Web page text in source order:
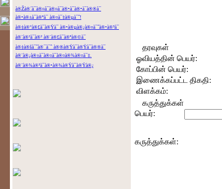
à®Žà®´à¯à®¤à¯à®¤à¯à®•à¯à®•à¯à®®à¯
à®•à®±à¯à®ªà¯ à®¤à¯‡à®µà¯ˆ!
à®‡à®°à®£à¯à®Ÿà¯ à®•à®µà®¿à®¤à¯ˆà®•à®³à¯
à®¨à®²à¯à®² à®¨à®£à¯à®ªà®©à¯
à®‡à®šà¯ˆà®¯à¯ˆ à®®à®Ÿà¯à®Ÿà¯à®®à¯
à®¨à®¿à®±à¯à®¤à¯à®¤à®¾à®¤à¯‡.
à®¨à®¾à®³à¯à®•à®¾à®Ÿà¯à®Ÿà®¿
தரவுகள்
ஓவியத்தின் பெயர்:
கோப்பின் பெயர்:
இணைக்கப்பட்ட திகதி:
விளக்கம்:
கருத்துக்கள்
பெயர்:
கருத்துக்கள்: